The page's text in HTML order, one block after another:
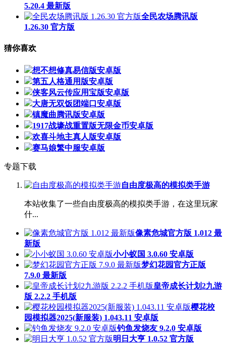
5.20.4 最新版
全民农场腾讯版
1.26.30 官方版
猜你喜欢
想不想修真易信版安卓版
第五人格通用版安卓版
侠客风云传应用宝版安卓版
大唐无双饭团端口安卓版
镇魔曲腾讯版安卓版
1917战壕战重置版无限金币安卓版
欢喜斗地主真人版安卓版
赛马娘繁中服安卓版
专题下载
自由度极高的模拟类手游
本站收集了一些自由度极高的模拟类手游，在这里玩家
什...
像素危城官方版 1.012 最
新版
小小蚁国 3.0.60 安卓版
梦幻花园官方正版
7.9.0 最新版
皇帝成长计划2九游
版 2.2.2 手机版
樱花校
园模拟器2025(新服装) 1.043.11 安卓版
钓鱼发烧友 9.2.0 安卓版
明日大亨 1.0.52 官方版